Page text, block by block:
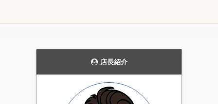
張しすぎない雰囲気を持
った上品なガーデンライ
わらず屋外で利用可能な
実用性の高いイルミネー
ション。当店一番のオス
スメ商品です。
店長紹介